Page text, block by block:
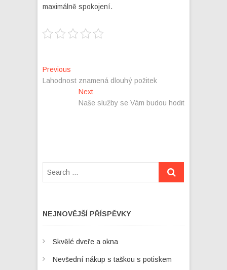
maximálně spokojení.
Navigace
pro
příspěvek
Previous
post:
Lahodnost znamená dlouhý požitek
NextNext
post:
Naše služby se Vám budou hodit
NEJNOVĚJŠÍ PŘÍSPĚVKY
Skvělé dveře a okna
Nevšední nákup s taškou s potiskem